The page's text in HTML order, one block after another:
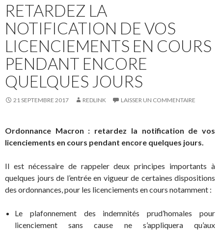
RETARDEZ LA
NOTIFICATION DE VOS
LICENCIEMENTS EN COURS
PENDANT ENCORE
QUELQUES JOURS
21 SEPTEMBRE 2017 REDLINK LAISSER UN COMMENTAIRE
Ordonnance Macron : retardez la notification de vos
licenciements en cours pendant encore quelques jours.
Il est nécessaire de rappeler deux principes importants à
quelques jours de l’entrée en vigueur de certaines dispositions
des ordonnances, pour les licenciements en cours notamment :
Le plafonnement des indemnités prud’homales pour
licenciement sans cause ne s’appliquera qu’aux